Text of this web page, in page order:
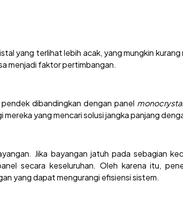
yang terlihat lebih acak, yang mungkin kurang
menjadi faktor pertimbangan.
dibandingkan dengan panel
yang mencari solusi jangka panjang
Jika bayangan jatuh pada sebagian
secara keseluruhan. Oleh karena itu,
yang dapat mengurangi efisiensi sistem.